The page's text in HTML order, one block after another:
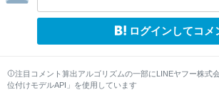
ログインしてコメ
注目コメント算出アルゴリズムの一部にLINEヤフー株式
位付けモデルAPI」を使用しています